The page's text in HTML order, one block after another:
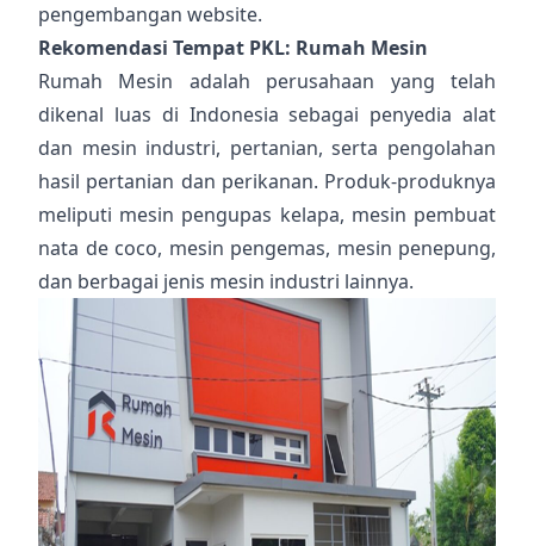
pengembangan website.
Rekomendasi Tempat PKL: Rumah Mesin
Rumah Mesin adalah perusahaan yang telah
dikenal luas di Indonesia sebagai penyedia alat
dan mesin industri, pertanian, serta pengolahan
hasil pertanian dan perikanan. Produk-produknya
meliputi mesin pengupas kelapa, mesin pembuat
nata de coco, mesin pengemas, mesin penepung,
dan berbagai jenis mesin industri lainnya.